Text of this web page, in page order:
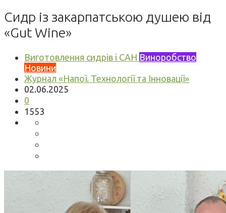
Сидр із закарпатською душею від
«Gut Wine»
Виготовлення сидрів і САН Виноробство
Новини
Журнал «Напої. Технології та Інновації»
02.06.2025
0
1553